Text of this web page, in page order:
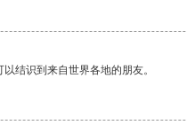
结识到来自世界各地的朋友。